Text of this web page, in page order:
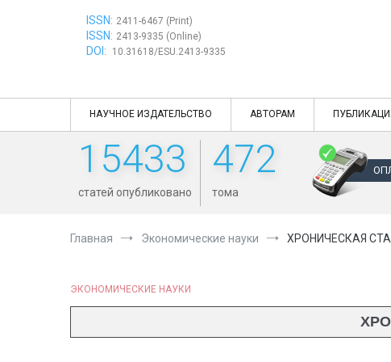
ISSN: 2411-6467 (Print)
ISSN: 2413-9335 (Online)
DOI: 10.31618/ESU.2413-9335
НАУЧНОЕ ИЗДАТЕЛЬСТВО АВТОРАМ
15433
статей опубликовано
472
тома
Главная Экономические науки ХРОНИЧЕСКАЯ
ЭКОНОМИЧЕСКИЕ НАУКИ